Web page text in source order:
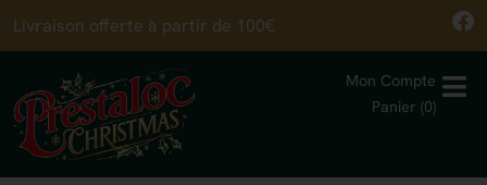
Livraison offerte à partir de 100€
Mon Compte
Panier (0)